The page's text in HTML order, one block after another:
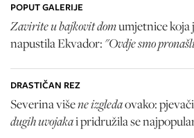
POPUT GALERIJE
Zavirite u bajkovit domumjetnice koja
napustila Ekvador: "Ovdje smo
DRASTIČAN REZ
Severina višene izgledaovako:
dugih uvojakai pridružila se